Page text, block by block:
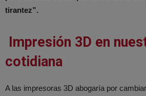
tirantez”.
Impresión 3D en
cotidiana
A las impresoras 3D abogaría por